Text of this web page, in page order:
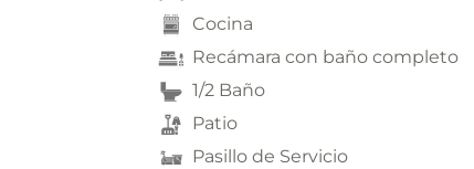
Cocina
Recámara con baño completo
1/2 Baño
Patio
Pasillo de Servicio